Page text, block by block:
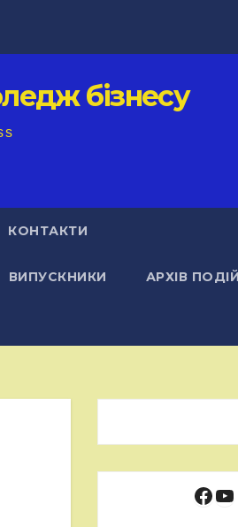
бізнесу
КОНТАКТИ
ВИПУСКНИКИ АРХІВ ПОДІЙ